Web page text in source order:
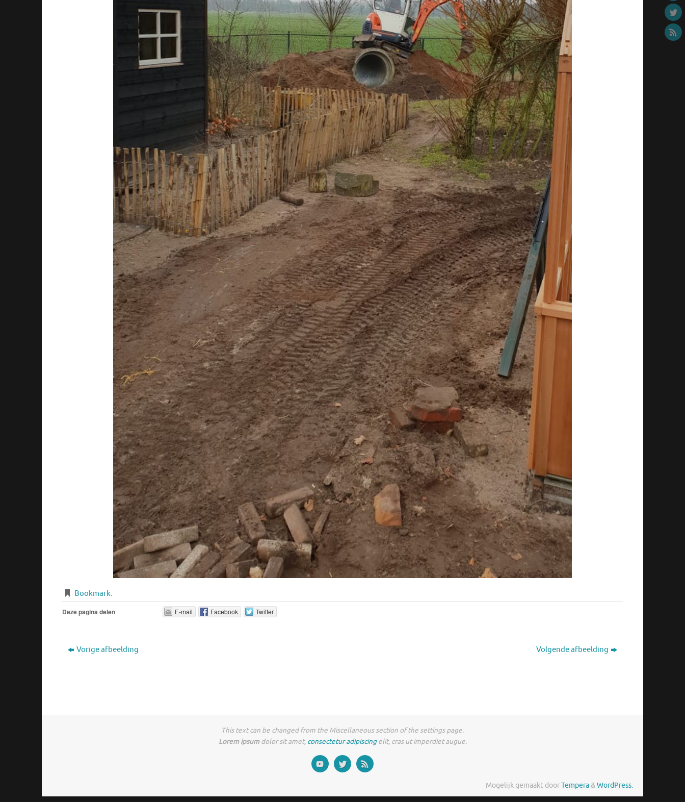
Bookmark.
Deze pagina delen E-mail Facebook Twitter
Vorige afbeelding Volgende afbeelding
This text can be changed from the Miscellaneous section of the settings page.
Lorem ipsumdolor sit amet, consectetur adipiscingelit, cras ut imperdiet augue.
Mogelijk gemaakt doorTempera&WordPress.